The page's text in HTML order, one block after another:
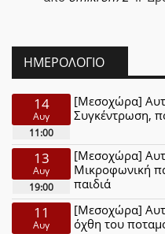
ΗΜΕΡΟΛΌΓΙΟ
14
Αυγ
11:00
[Μεσοχώρα]
Συγκέντρωση,
13
Αυγ
19:00
[Μεσοχώρα]
Μικροφωνική
παιδιά
11
Αυγ
[Μεσοχώρα]
όχθη του